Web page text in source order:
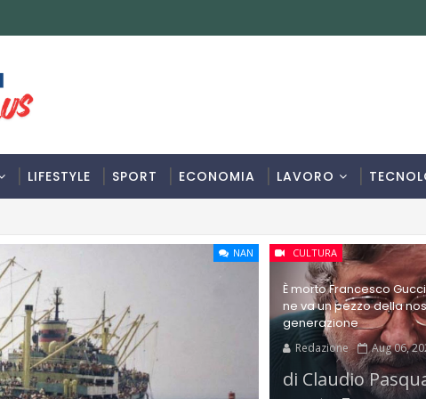
LIFESTYLE SPORT ECONOMIA LAVORO
NAN CULTURA
È morto Francesco
ne va un pezzo della
generazione
Redazione Aug 06,
di Claudio